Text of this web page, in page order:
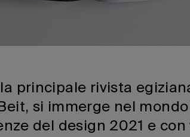
principale rivista
si immerge nel
del design 2021 e